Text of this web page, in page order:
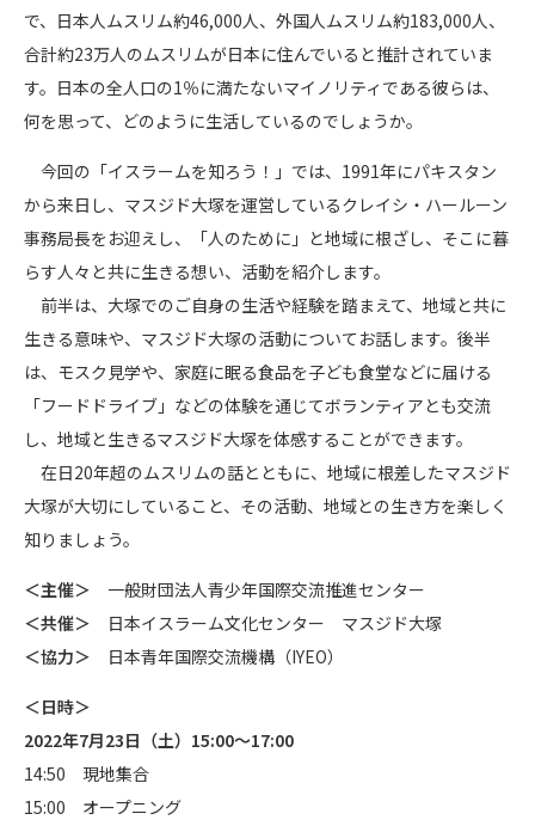
で、日本人ムスリム約46,000人、外国人ムスリム約183,000人、
合計約23万人のムスリムが日本に住んでいると推計されていま
す。日本の全人口の1％に満たないマイノリティである彼らは、
何を思って、どのように生活しているのでしょうか。
今回の「イスラームを知ろう！」では、1991年にパキスタン
から来日し、マスジド大塚を運営しているクレイシ・ハールーン
事務局長をお迎えし、「人のために」と地域に根ざし、そこに暮
らす人々と共に生きる想い、活動を紹介します。
前半は、大塚でのご自身の生活や経験を踏まえて、地域と共に
生きる意味や、マスジド大塚の活動についてお話します。後半
は、モスク見学や、家庭に眠る食品を子ども食堂などに届ける
「フードドライブ」などの体験を通じてボランティアとも交流
し、地域と生きるマスジド大塚を体感することができます。
在日20年超のムスリムの話とともに、地域に根差したマスジド
大塚が大切にしていること、その活動、地域との生き方を楽しく
知りましょう。
＜主催＞ 一般財団法人青少年国際交流推進センター
＜共催＞ 日本イスラーム文化センター マスジド大塚
＜協力＞ 日本青年国際交流機構（IYEO）
＜日時＞
2022年7月23日（土）15:00～17:00
14:50 現地集合
15:00 オープニング